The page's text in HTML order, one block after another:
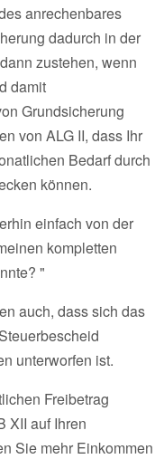
anrechenbares
dadurch in der
zustehen, wenn
damit
Grundsicherung
von ALG II, dass Ihr
Bedarf durch
können.
einfach von der
kompletten
"
auch, dass sich das
unterworfen ist.
Freibetrag
XII auf Ihren
Sie mehr Einkommen